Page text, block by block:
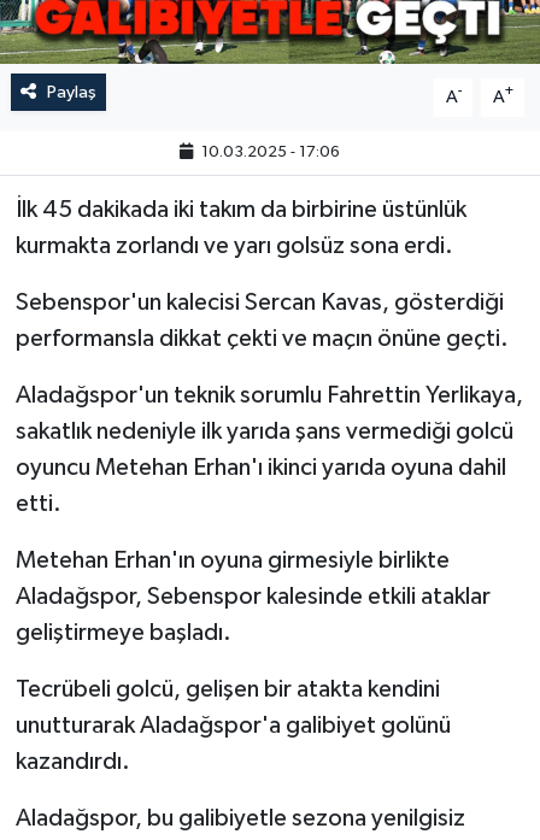
Paylaş A- A+
10.03.2025 - 17:06
İlk 45 dakikada iki takım da birbirine üstünlük
kurmakta zorlandı ve yarı golsüz sona erdi.
Sebenspor'un kalecisi Sercan Kavas, gösterdiği
performansla dikkat çekti ve maçın önüne geçti.
Aladağspor'un teknik sorumlu Fahrettin Yerlikaya,
sakatlık nedeniyle ilk yarıda şans vermediği golcü
oyuncu Metehan Erhan'ı ikinci yarıda oyuna dahil
etti.
Metehan Erhan'ın oyuna girmesiyle birlikte
Aladağspor, Sebenspor kalesinde etkili ataklar
geliştirmeye başladı.
Tecrübeli golcü, gelişen bir atakta kendini
unutturarak Aladağspor'a galibiyet golünü
kazandırdı.
Aladağspor, bu galibiyetle sezona yenilgisiz